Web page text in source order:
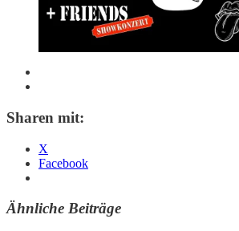
Sharen mit:
X
Facebook
Ähnliche Beiträge